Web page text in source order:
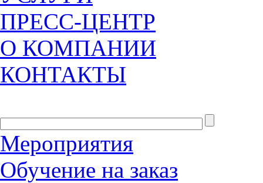
ПРЕСС-ЦЕНТР
О КОМПАНИИ
КОНТАКТЫ
Мероприятия
Обучение на заказ